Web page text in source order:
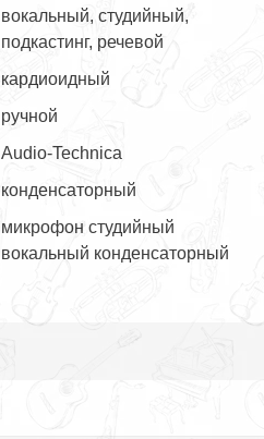
вокальный, студийный,
подкастинг, речевой
кардиоидный
ручной
Audio-Technica
конденсаторный
микрофон студийный
вокальный конденсаторный